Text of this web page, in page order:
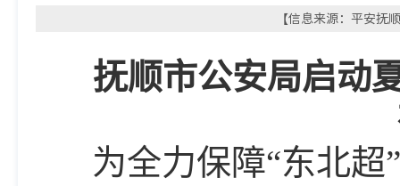
【信息来源：平安
抚顺市公安局启动
为全力保障“东北超